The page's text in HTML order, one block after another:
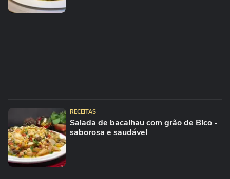
RECEITAS
Salada de bacalhau com grão de Bico -
saborosa e saudável